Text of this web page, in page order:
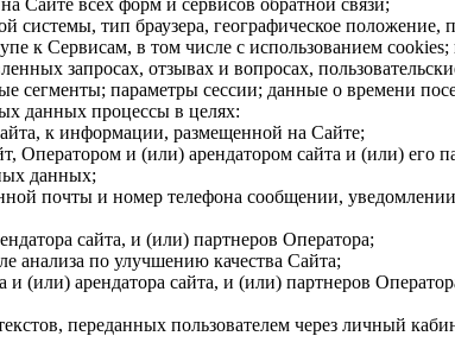
тип браузера, географическое положение,
к Сервисам, в том числе с использованием
запросах, отзывах и вопросах,
сегменты; параметры сессии; данные о времени
данных процессы в целях:
к информации, размещенной на Сайте;
Оператором и (или) арендатором сайта и (или) его
данных;
почты и номер телефона сообщении,
сайта, и (или) партнеров Оператора;
анализа по улучшению качества Сайта;
(или) арендатора сайта, и (или) партнеров
переданных пользователем через личный